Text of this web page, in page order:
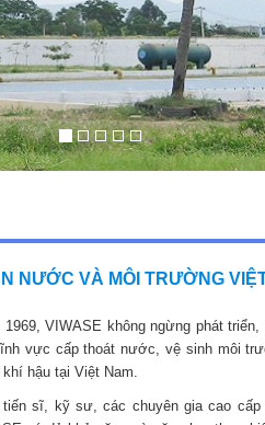
NƯỚC VÀ MÔI TRƯỜNG
VIWASE không ngừng phát
vực cấp thoát nước, vệ sinh môi
hậu tại Việt Nam.
sĩ, kỹ sư, các chuyên gia cao